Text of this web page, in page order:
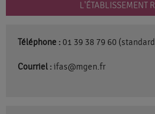
L'ÉTABLISSEMENT
Téléphone : 01 39 38 79 60
Courriel :ifas@mgen.fr